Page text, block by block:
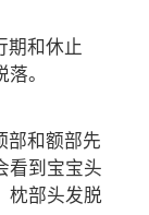
和休止
。
和额部先
看到宝宝头
枕部头发脱